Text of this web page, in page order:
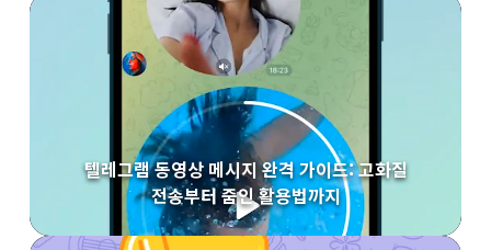
텔레그램 동영상 메시지 완격 가이드: 고화질
전송부터 줌인 활용법까지